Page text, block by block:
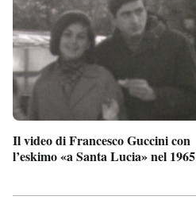
Il video di Francesco Guccini con
l’eskimo «a Santa Lucia» nel 1965